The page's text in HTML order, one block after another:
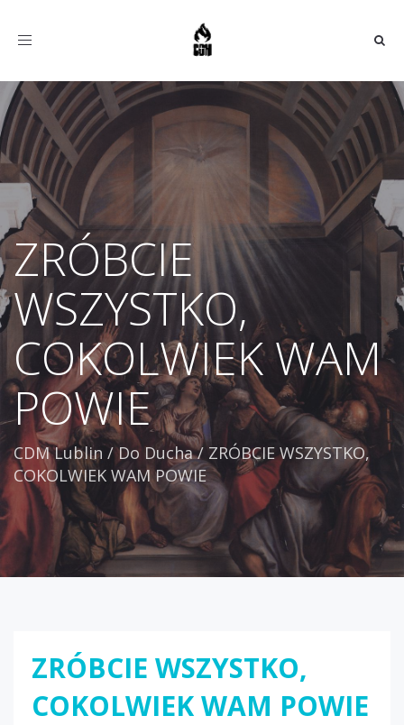
Toggle
ZRÓBCIE
WSZYSTKO,
COKOLWIEK WAM
POWIE
CDM Lublin/Do Ducha/ ZRÓBCIE WSZYSTKO,
COKOLWIEK WAM POWIE
ZRÓBCIE WSZYSTKO,
COKOLWIEK WAM POWIE